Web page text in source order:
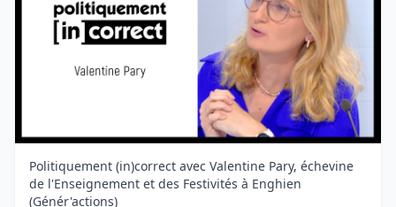
Politiquement (in)correct avec Valentine Pary, échevine
de l'Enseignement et des Festivités à Enghien
(Génér'actions)